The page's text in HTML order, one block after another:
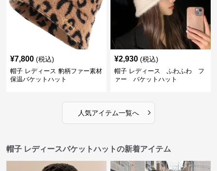
¥7,800 (税込)
帽子 レディース 豹柄ファー素材
保温バケットハット
¥2,930 (税込)
帽子 レディース ふわふわ フ
ァー バケットハット
人気アイテム一覧へ ›
帽子 レディースバケットハットの新着アイテム